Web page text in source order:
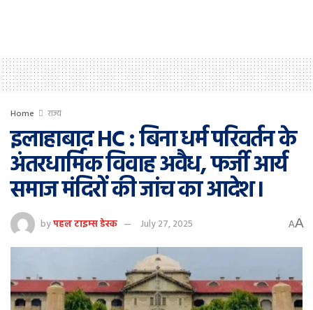
Home राज्य
इलाहाबाद HC : बिना धर्म परिवर्तन के
अंतरधार्मिक विवाह अवैध, फर्जी आर्य
समाज मंदिरों की जांच का आदेश।
byपहल टाइम्स डेस्क July 27, 2025 AA